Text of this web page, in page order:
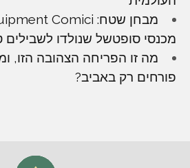
מכנסי סופטשל שנולדו לשבילים
מה זו הפריחה הצהובה הזו,
פורחים רק באביב?